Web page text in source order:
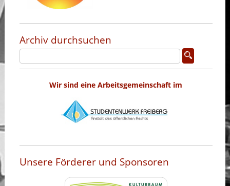
Archiv durchsuchen
Wir sind eine Arbeitsgemeinschaft im
Unsere Förderer und Sponsoren